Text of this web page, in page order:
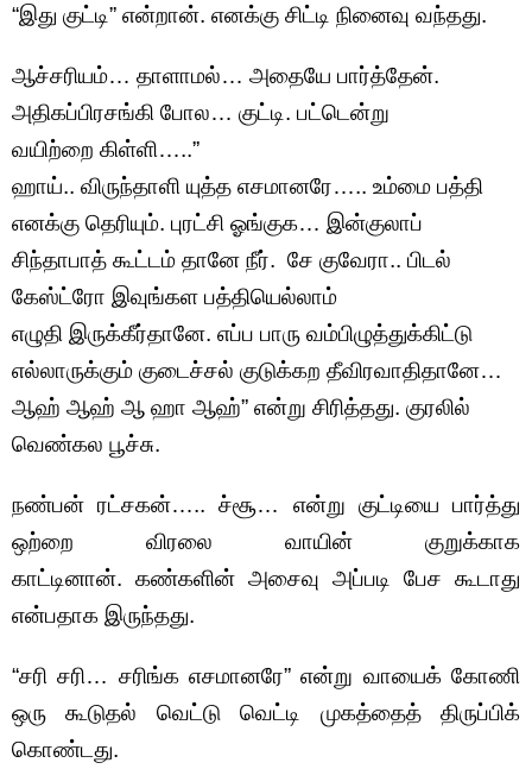
“இது குட்டி” என்றான். எனக்கு சிட்டி நினைவு வந்தது.
ஆச்சரியம்… தாளாமல்… அதையே பார்த்தேன்.
அதிகப்பிரசங்கி போல… குட்டி. பட்டென்று
வயிற்றை கிள்ளி…..”
ஹாய்.. விருந்தாளி யுத்த எசமானரே….. உம்மை பத்தி
எனக்கு தெரியும். புரட்சி ஓங்குக… இன்குலாப்
சிந்தாபாத் கூட்டம் தானே நீர். சே குவேரா.. பிடல்
கேஸ்ட்ரோ இவுங்கள பத்தியெல்லாம்
எழுதி இருக்கீர்தானே. எப்ப பாரு வம்பிழுத்துக்கிட்டு
எல்லாருக்கும் குடைச்சல் குடுக்கற தீவிரவாதிதானே…
ஆஹ் ஆஹ் ஆ ஹா ஆஹ்” என்று சிரித்தது. குரலில்
வெண்கல பூச்சு.
நண்பன் ரட்சகன்….. ச்சூ… என்று குட்டியை பார்த்து
ஒற்றை விரலை வாயின் குறுக்காக
காட்டினான். கண்களின் அசைவு அப்படி பேச கூடாது
என்பதாக இருந்தது.
“சரி சரி… சரிங்க எசமானரே” என்று வாயைக் கோணி
ஒரு கூடுதல் வெட்டு வெட்டி முகத்தைத் திருப்பிக்
கொண்டது.